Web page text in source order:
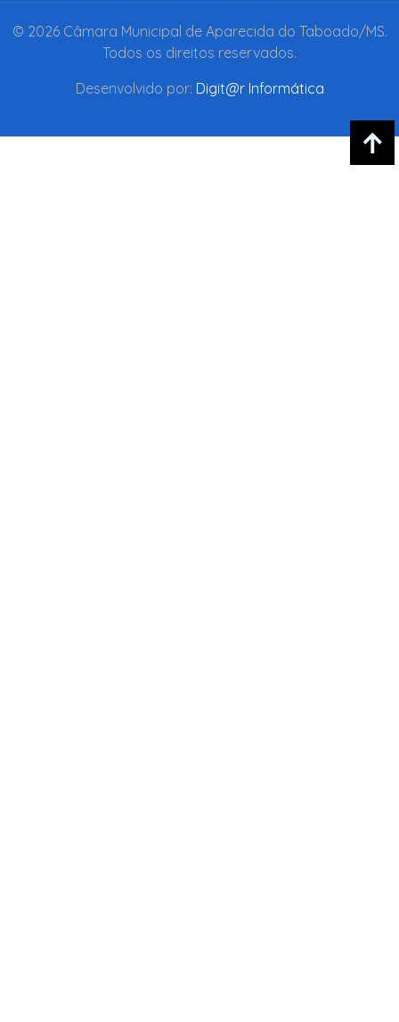
© 2026 Câmara Municipal de Aparecida do Taboado/MS.
Todos os direitos reservados.
Desenvolvido por: Digit@r Informática